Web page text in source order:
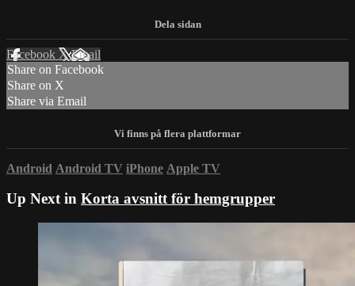
Facebook XEmail
Share on Facebook
Share on X
Share via Email
Android Android TV iPhone Apple TV
Up Next in Korta avsnitt för hemgrupper